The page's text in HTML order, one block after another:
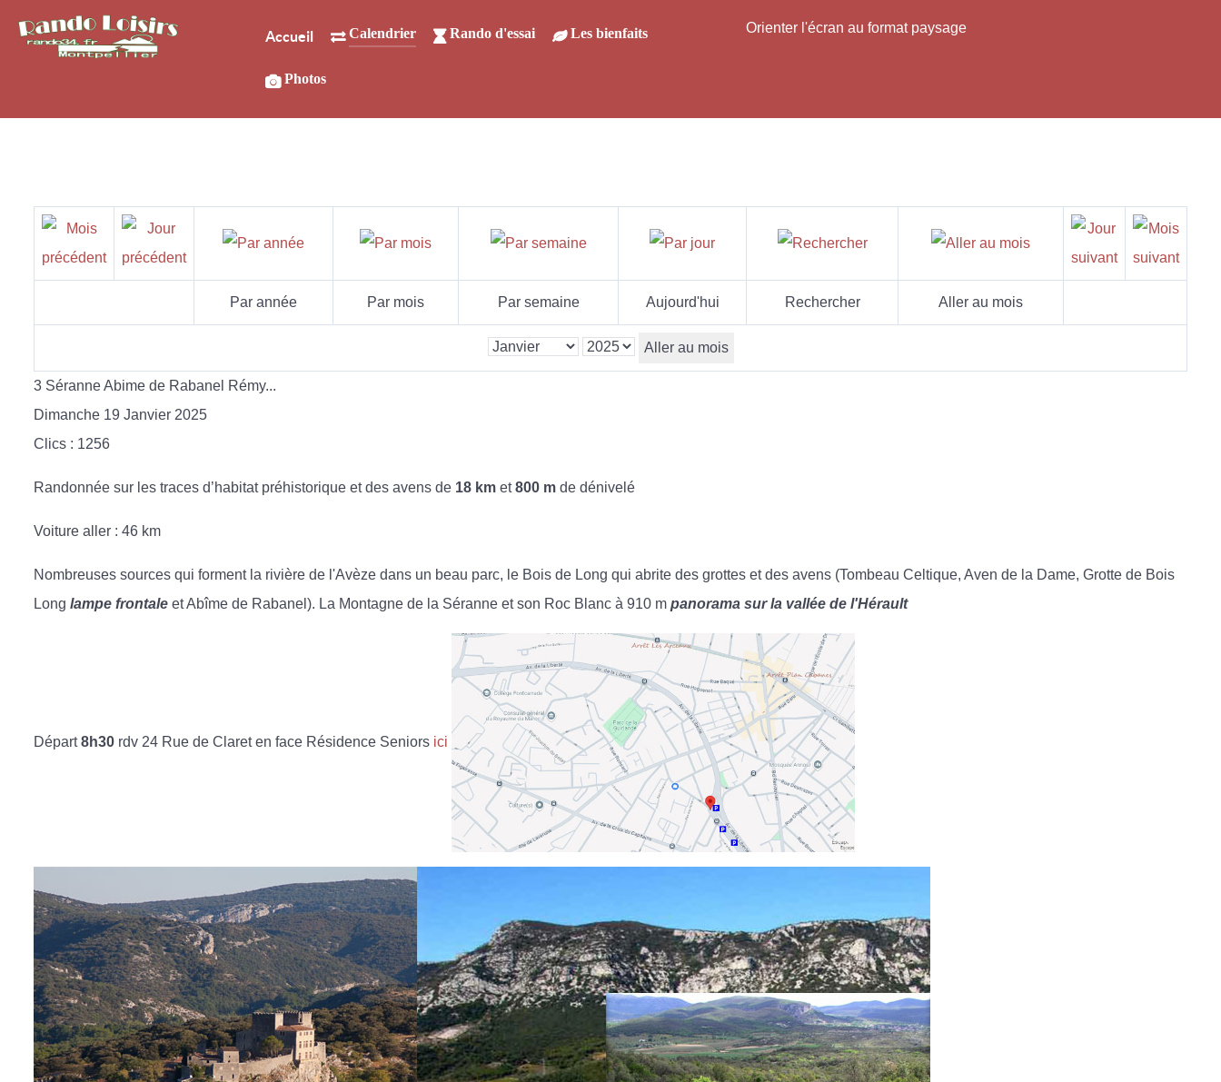
Accueil Calendrier Rando d'essai Les bienfaits
Photos
Orienter l'écran au format paysage
Par année Par mois Par semaine Aujourd'hui Rechercher Aller au mois
Aller au mois
3 Séranne Abime de Rabanel Rémy...
Dimanche 19 Janvier 2025
Clics : 1256
Randonnée sur les traces d’habitat préhistorique et des avens de 18 km et800 m de dénivelé
Voiture aller : 46 km
Nombreuses sources qui forment la rivière de l'Avèze dans un beau parc, le Bois de Long qui abrite des grottes et des avens (Tombeau Celtique, Aven de la Dame, Grotte de Bois
Long lampe frontale et Abîme de Rabanel). La Montagne de la Séranne et son Roc Blanc à 910 m panorama sur la vallée de l'Hérault
Départ8h30 rdv 24 Rue de Claret en face Résidence Seniors ici